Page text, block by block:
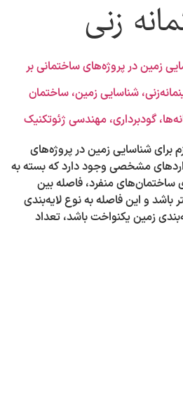
زنی
زمین در پروژه‌های ساختمانی بر
شناسایی زمین، ساختمان
گودبرداری، مهندسی ژئوتکنیک
برای شناسایی زمین در پروژه‌های
مشخصی وجود دارد که بسته به
ساختمان‌های منفرد، فاصله بین
باید بین ۱۵ تا ۳۵ متر باشد و این فاصله به نوع لایه‌بندی
زمین یکنواخت باشد، تعداد